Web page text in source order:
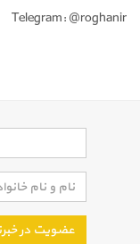
Telegram: @roghanir
عضویت در